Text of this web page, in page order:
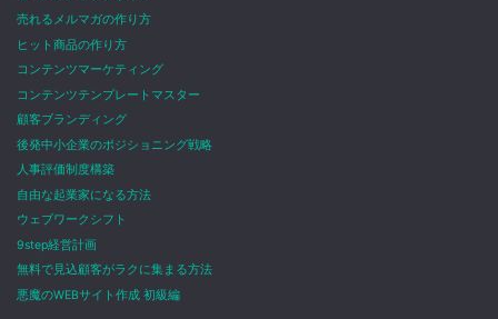
売れるメルマガの作り方
ヒット商品の作り方
コンテンツマーケティング
コンテンツテンプレートマスター
顧客ブランディング
後発中小企業のポジショニング戦略
人事評価制度構築
自由な起業家になる方法
ウェブワークシフト
9step経営計画
無料で見込顧客がラクに集まる方法
悪魔のWEBサイト作成 初級編